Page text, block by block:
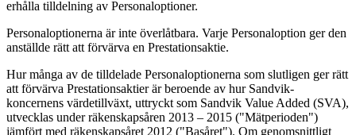
erhålla tilldelning av Personaloptioner.
Personaloptionerna är inte överlåtbara. Varje Personaloption ger den
anställde rätt att förvärva en Prestationsaktie.
Hur många av de tilldelade Personaloptionerna som slutligen ger rätt
att förvärva Prestationsaktier är beroende av hur Sandvik-
koncernens värdetillväxt, uttryckt som Sandvik Value Added (SVA),
utvecklas under räkenskapsåren 2013 – 2015 ("Mätperioden")
jämfört med räkenskapsåret 2012 ("Basåret"). Om genomsnittligt